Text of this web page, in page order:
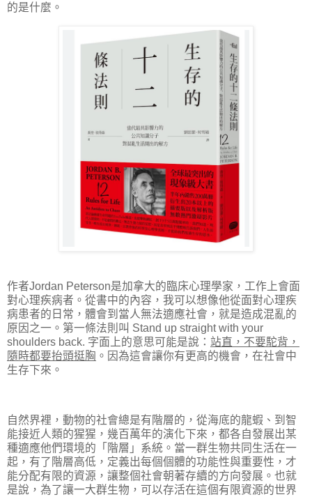
的是什麼。
作者Jordan Peterson是加拿大的臨床心理學家，工作上會面
對心理疾病者。從書中的內容，我可以想像他從面對心理疾
病患者的日常，體會到當人無法適應社會，就是造成混亂的
原因之一。第一條法則叫 Stand up straight with your
shoulders back. 字面上的意思可能是說： 站直，不要駝背，
隨時都要抬頭挺胸 。因為這會讓你有更高的機會，在社會中
生存下來。
自然界裡，動物的社會總是有階層的，從海底的龍蝦、到智
能接近人類的猩猩，幾百萬年的演化下來，都各自發展出某
種適應他們環境的「階層」系統。當一群生物共同生活在一
起，有了階層高低，定義出每個個體的功能性與重要性，才
能分配有限的資源，讓整個社會朝著存續的方向發展。也就
是說，為了讓一大群生物，可以存活在這個有限資源的世界